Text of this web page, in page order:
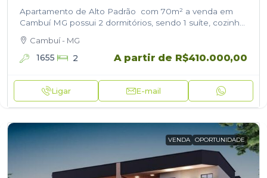
Apartamento de Alto Padrão com 70m² a venda em
Cambuí MG possui 2 dormitórios, sendo 1 suíte, cozinha
integrada, banheiro social, sala de estar e de jantar,
area…
Cambuí - MG
1655 2 A partir de R$410.000,00
Ligar E-mail
VENDA OPORTUNIDADE